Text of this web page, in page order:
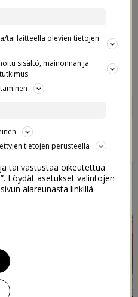
JA UUDET
2022
tai laitteella olevien tietojen
sisältö, mainonnan ja
tietojen perusteella
tai vastustaa oikeutettua
Löydät asetukset valintojen
alareunasta linkillä